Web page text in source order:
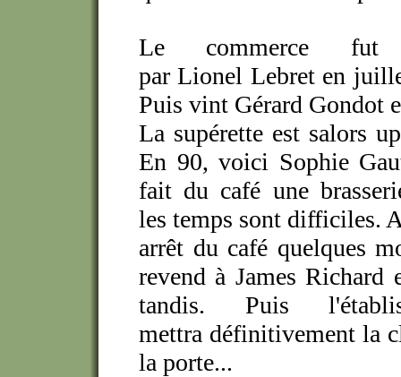
Le commerce fut
par Lionel Lebret en
Puis vint Gérard Gondot
La supérette est salors
En 90, voici Sophie
fait du café une
les temps sont difficiles.
arrêt du café quelques
revend à James Richard
tandis. Puis
mettra définitivement la
la porte...